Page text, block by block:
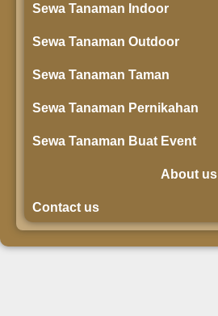
Sewa Tanaman Indoor
Sewa Tanaman Outdoor
Sewa Tanaman Taman
Sewa Tanaman Pernikahan
Sewa Tanaman Buat Event
About us
Contact us